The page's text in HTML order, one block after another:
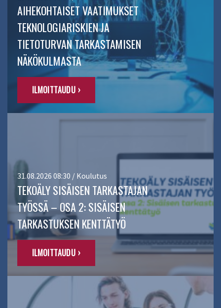
AIHEKOHTAISET VAATIMUKSET
TEKNOLOGIARISKIEN JA
TIETOTURVAN TARKASTAMISEN
NÄKÖKULMASTA
ILMOITTAUDU ›
31.08.2026 08:30 / Koulutus
TEKOÄLY SISÄISEN TARKASTAJAN
TYÖSSÄ – OSA 2: SISÄISEN
TARKASTUKSEN KENTTÄTYÖ
ILMOITTAUDU ›